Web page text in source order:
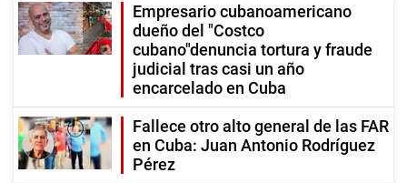
Empresario cubanoamericano
dueño del "Costco
cubano"denuncia tortura y fraude
judicial tras casi un año
encarcelado en Cuba
Fallece otro alto general de las FAR
en Cuba: Juan Antonio Rodríguez
Pérez